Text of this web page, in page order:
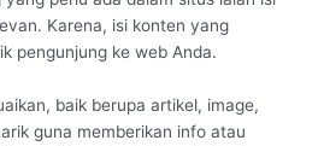
Karena, isi konten yang
pengunjung ke web Anda.
baik berupa artikel, image,
guna memberikan info atau